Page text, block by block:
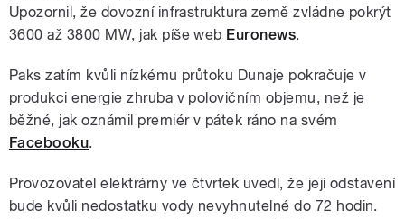
Upozornil, že dovozní infrastruktura země zvládne pokrýt
3600 až 3800 MW, jak píše web Euronews.
Paks zatím kvůli nízkému průtoku Dunaje pokračuje v
produkci energie zhruba v polovičním objemu, než je
běžné, jak oznámil premiér v pátek ráno na svém
Facebooku.
Provozovatel elektrárny ve čtvrtek uvedl, že její odstavení
bude kvůli nedostatku vody nevyhnutelné do 72 hodin.